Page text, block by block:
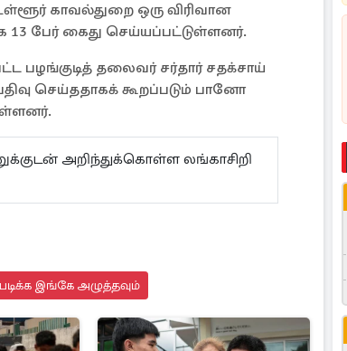
காவல்துறை ஒரு விரிவான
பேர் கைது செய்யப்பட்டுள்ளனர்.
பழங்குடித் தலைவர் சர்தார் சதக்சாய்
செய்ததாகக் கூறப்படும் பானோ
அறிந்துக்கொள்ள லங்காசிறி
இங்கே அழுத்தவும்